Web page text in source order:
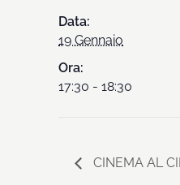
Data:
19 Gennaio
Ora:
17:30 - 18:30
CINEMA AL